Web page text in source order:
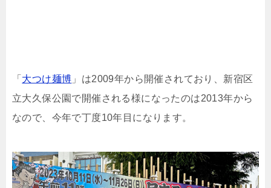
「 大つけ麺博 」は2009年から開催されており、新宿区
立大久保公園で開催される様になったのは2013年から
なので、今年で丁度10年目になります。